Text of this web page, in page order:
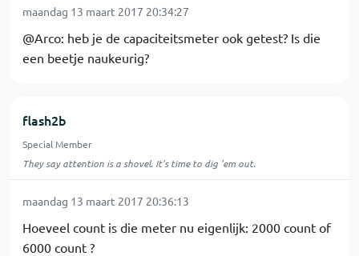
maandag 13 maart 2017 20:34:27
@Arco: heb je de capaciteitsmeter ook getest? Is die
een beetje naukeurig?
flash2b
Special Member
They say attention is a shovel. It's time to dig 'em out.
maandag 13 maart 2017 20:36:13
Hoeveel count is die meter nu eigenlijk: 2000 count of
6000 count ?